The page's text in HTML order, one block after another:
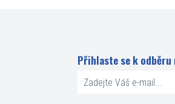
Přihlaste se k